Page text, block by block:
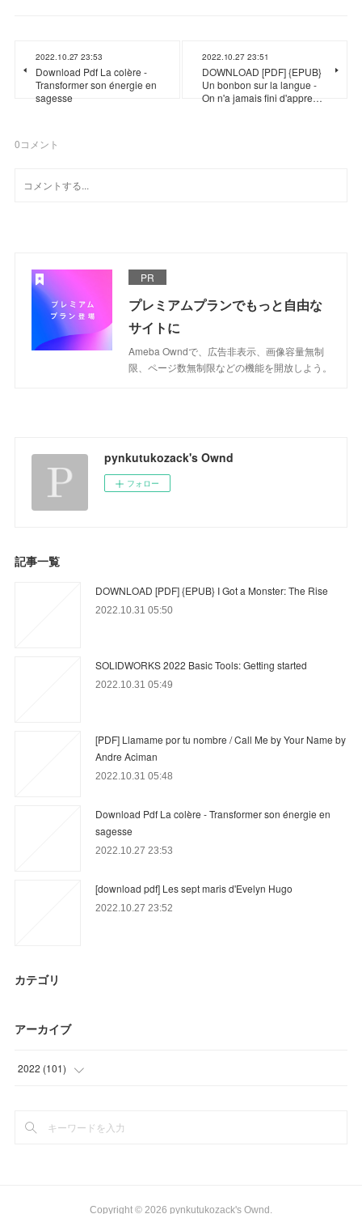
2022.10.27 23:53
Download Pdf La colère -
Transformer son énergie en
sagesse
2022.10.27 23:51
DOWNLOAD [PDF] {EPUB}
Un bonbon sur la langue -
On n'a jamais fini d'appre…
0コメント
PR
プレミアムプランでもっと自由な
サイトに
Ameba Owndで、広告非表示、画像容量無制
限、ページ数無制限などの機能を開放しよう。
pynkutukozack's Ownd
フォロー
記事一覧
DOWNLOAD [PDF] {EPUB} I Got a Monster: The Rise
2022.10.31 05:50
SOLIDWORKS 2022 Basic Tools: Getting started
2022.10.31 05:49
[PDF] Llamame por tu nombre / Call Me by Your Name by
Andre Aciman
2022.10.31 05:48
Download Pdf La colère - Transformer son énergie en
sagesse
2022.10.27 23:53
[download pdf] Les sept maris d'Evelyn Hugo
2022.10.27 23:52
カテゴリ
アーカイブ
2022 (101)
(
Copyright © 2026 pynkutukozack's Ownd .